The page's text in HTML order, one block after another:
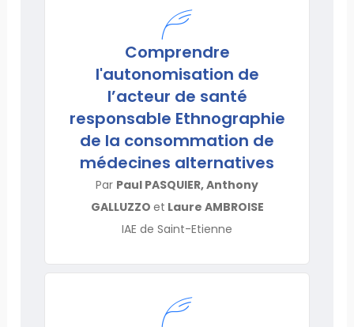
Comprendre
l'autonomisation de
l’acteur de santé
responsable Ethnographie
de la consommation de
médecines alternatives
Par Paul PASQUIER, Anthony
GALLUZZO et Laure AMBROISE
IAE de Saint-Etienne